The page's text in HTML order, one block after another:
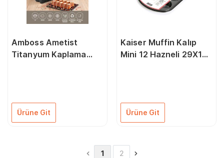
Amboss Ametist
Titanyum Kaplama
Ürüne Git
Kaiser Muffin Kalıp
Mini 12 Hazneli 29X18
Ürüne Git
1 2